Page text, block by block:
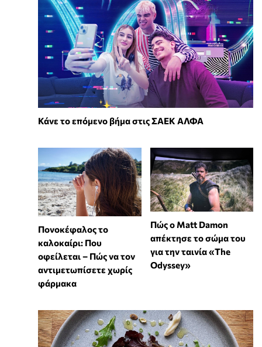
Κάνε το επόμενο βήμα στις ΣΑΕΚ ΑΛΦΑ
Πονοκέφαλος το
καλοκαίρι: Που
οφείλεται – Πώς να τον
αντιμετωπίσετε χωρίς
φάρμακα
Πώς ο Matt Damon
απέκτησε το σώμα του
για την ταινία «The
Odyssey»